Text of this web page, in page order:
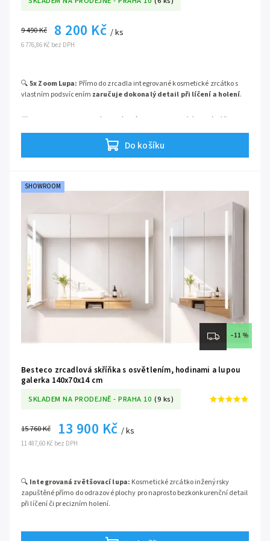
6 776,86 Kč bez DPH
9 490 Kč 8 200 Kč / ks
Do košíku
🔍5x Zoom Lupa: Přímo do zrcadla integrované kosmetické zrcátko s
vlastním podsvícením zaručuje dokonalý detail při líčení a holení.
📟
Decentní podsvícený panel zobrazující aktuální čas a
teplotu v místnosti,abyste měli ranní rutinu vždy pod kontrolou.
💡Stmívatelné LED osvětlení:Výkonné světlo s dotykovým
(230V)iUSB portem pro skryté a bezpečné nabíjení vaší elektroniky.
🏗️Hliníkový korpus:Prémiová konstrukce z eloxovaného hliníku, která
Bojujete v koupelně s nedostatkem místa, ale rozhodně nechcete slevit
ze svých požadavků na luxusní výbavu? Jednodveřovázrcadlová
skříňka BESTECO LUX Compact o rozměrech 60x70 cmje navržena
přesně pro vás. Tento kompaktní model v sobě ukrývá technologie, které
jsou běžné spíše u velkoformátových variant. S integrovaným displejem,
+ USB) získáte absolutní špičku na trhu, která navíc
dokonale padne
SHOWROOM
–11 %
Besteco zrcadlová skříňka s osvětlením, hodinami a lupou
galerka 140x70x14 cm
SKLADEM NA PRODEJNĚ - PRAHA 10 (9 ks)
11 487,60 Kč bez DPH
15 760 Kč 13 900 Kč / ks
🔍 Integrovaná zvětšovací lupa: Kosmetické zrcátko inženýrsky
zapuštěné přímo do odrazové plochy pro naprosto bezkonkurenční detail
při líčení či precizním holení.
⏰Digitální ukazatel času:Integrované hodiny zabudované přímo v